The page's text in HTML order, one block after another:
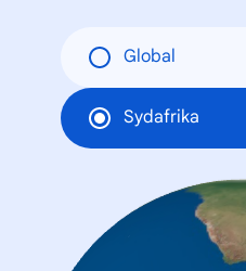
Global
Sydafrika